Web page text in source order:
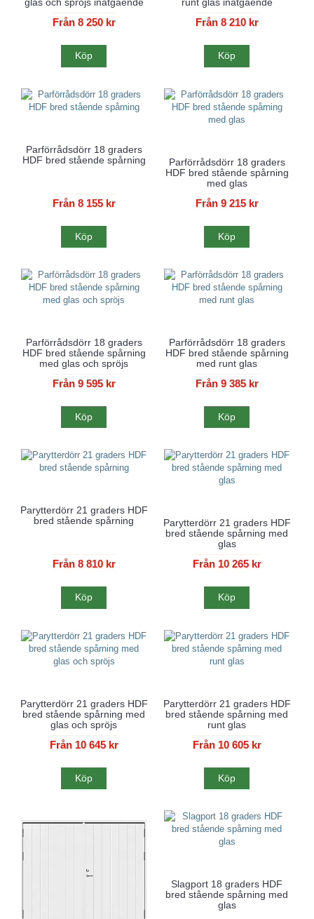
glas och spröjs inåtgående
Från 8 250 kr
Köp
runt glas inåtgående
Från 8 210 kr
Köp
Parförrådsdörr 18 graders
HDF bred stående spårning
Från 8 155 kr
Köp
Parförrådsdörr 18 graders
HDF bred stående spårning
med glas
Från 9 215 kr
Köp
Parförrådsdörr 18 graders
HDF bred stående spårning
med glas och spröjs
Från 9 595 kr
Köp
Parförrådsdörr 18 graders
HDF bred stående spårning
med runt glas
Från 9 385 kr
Köp
Parytterdörr 21 graders HDF
bred stående spårning
Från 8 810 kr
Köp
Parytterdörr 21 graders HDF
bred stående spårning med
glas
Från 10 265 kr
Köp
Parytterdörr 21 graders HDF
bred stående spårning med
glas och spröjs
Från 10 645 kr
Köp
Parytterdörr 21 graders HDF
bred stående spårning med
runt glas
Från 10 605 kr
Köp
Slagport 18 graders HDF
bred stående spårning med
glas